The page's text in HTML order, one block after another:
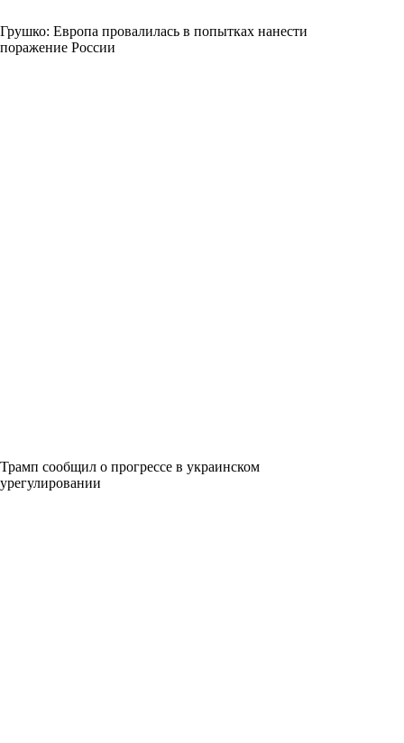
Грушко: Европа провалилась в попытках нанести
поражение России
Трамп сообщил о прогрессе в украинском
урегулировании